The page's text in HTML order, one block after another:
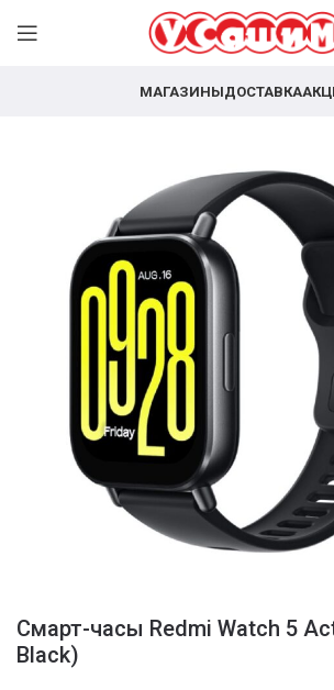
МАГАЗИНЫДОСТАВКА
Смарт-часы Redmi Watch 5
Black)